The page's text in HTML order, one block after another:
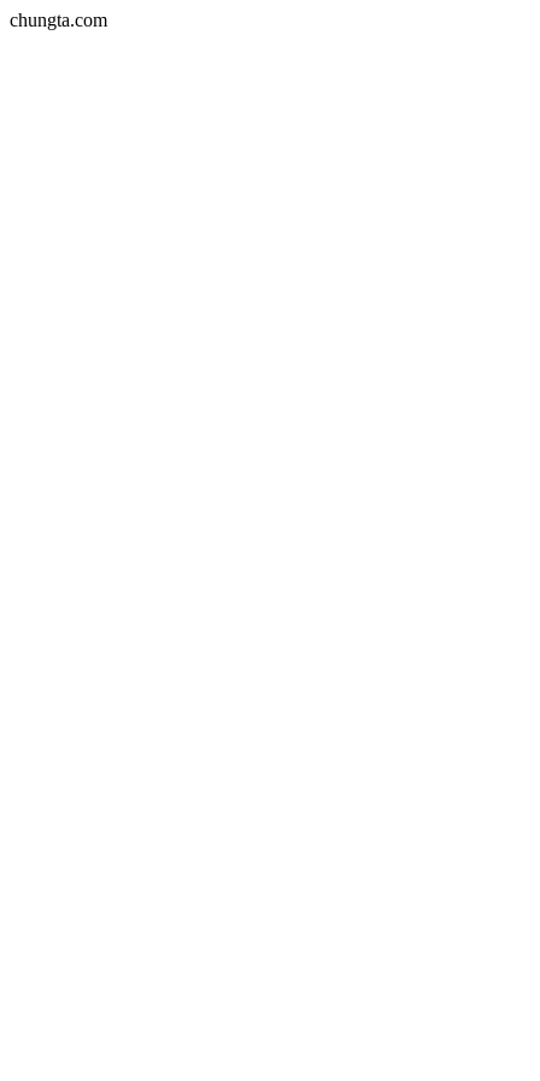
chungta.com